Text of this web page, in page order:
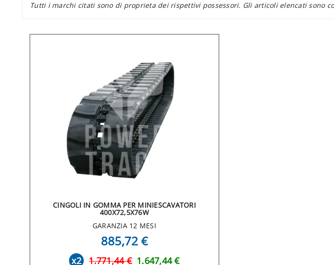
Tutti i marchi citati sono di proprieta dei rispettivi possessori. Gli articoli elencati sono
CINGOLI IN GOMMA PER MINIESCAVATORI
400X72,5X76W
GARANZIA 12 MESI
885,72 €
x2 1.771,44 € 1.647,44 €